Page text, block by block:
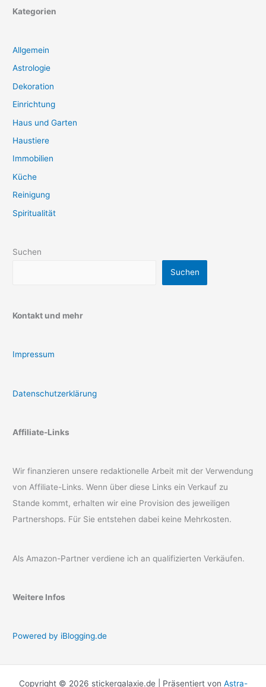
Kategorien
Allgemein
Astrologie
Dekoration
Einrichtung
Haus und Garten
Haustiere
Immobilien
Küche
Reinigung
Spiritualität
Suchen
Suchen
Kontakt und mehr
Impressum
Datenschutzerklärung
Affiliate-Links
Wir finanzieren unsere redaktionelle Arbeit mit der Verwendung
von Affiliate-Links. Wenn über diese Links ein Verkauf zu
Stande kommt, erhalten wir eine Provision des jeweiligen
Partnershops. Für Sie entstehen dabei keine Mehrkosten.
Als Amazon-Partner verdiene ich an qualifizierten Verkäufen.
Weitere Infos
Powered by iBlogging.de
Copyright © 2026 stickergalaxie.de | Präsentiert von Astra-